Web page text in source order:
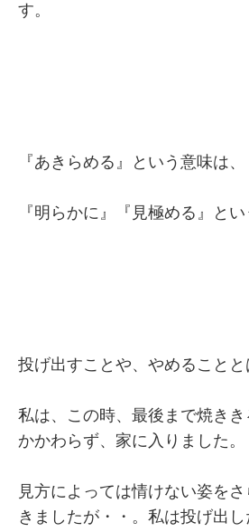
す。
『あきらめる』という意味は、
『明らかに』『見極める』とい
投げ出すことや、やめること
私は、この時、最後まで焼き
かかわらず、家に入りました。
見方によっては情けない姿を
きましたが・・。私は投げ出